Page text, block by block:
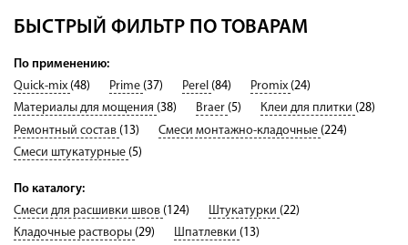
БЫСТРЫЙ ФИЛЬТР ПО ТОВАРАМ
По применению:
Quick-mix (48) Prime (37) Perel (84) Promix (24)
Материалы для мощения (38) Braer (5) Клеи для плитки (28)
Ремонтный состав (13) Смеси монтажно-кладочные (224)
Смеси штукатурные (5)
По каталогу:
Смеси для расшивки швов (124) Штукатурки (22)
Кладочные растворы (29) Шпатлевки (13)